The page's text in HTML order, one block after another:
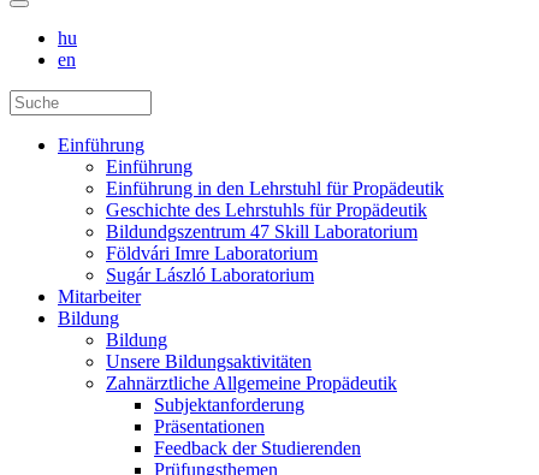
hu
en
Einführung
Einführung
Einführung in den Lehrstuhl für Propädeutik
Geschichte des Lehrstuhls für Propädeutik
Bildundgszentrum 47 Skill Laboratorium
Földvári Imre Laboratorium
Sugár László Laboratorium
Mitarbeiter
Bildung
Bildung
Unsere Bildungsaktivitäten
Zahnärztliche Allgemeine Propädeutik
Subjektanforderung
Präsentationen
Feedback der Studierenden
Prüfungsthemen